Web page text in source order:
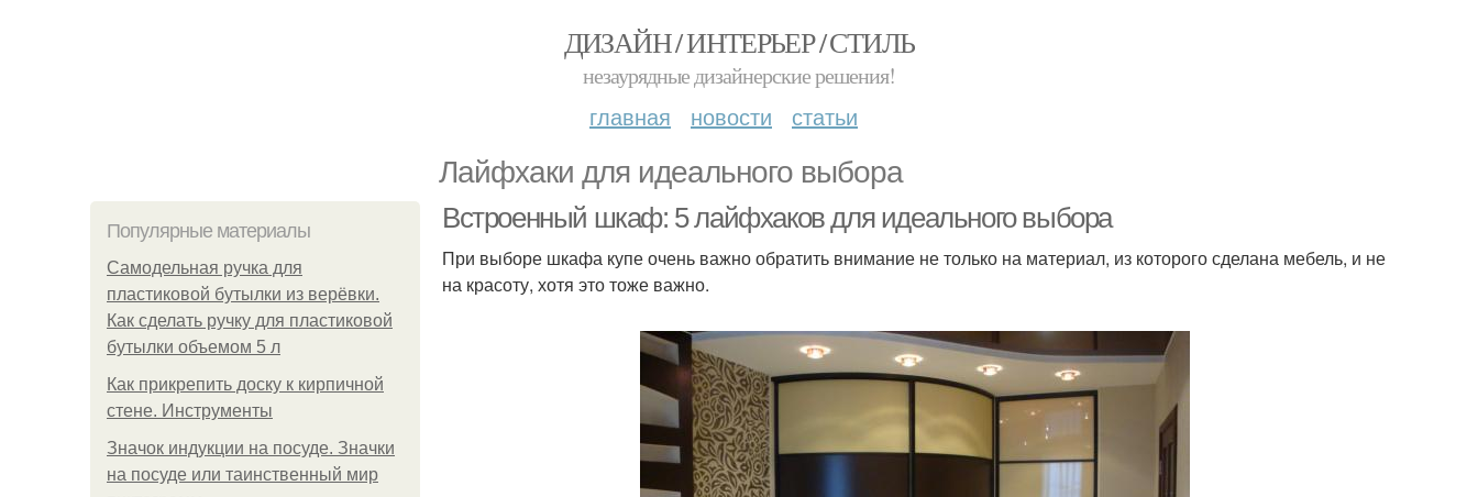
ДИЗАЙН / ИНТЕРЬЕР / СТИЛЬ
незаурядные дизайнерские решения!
главная новости статьи
Лайфхаки для идеального выбора
Популярные материалы
Самодельная ручка для
пластиковой бутылки из верёвки.
Как сделать ручку для пластиковой
бутылки объемом 5 л
Как прикрепить доску к кирпичной
стене. Инструменты
Значок индукции на посуде. Значки
на посуде или таинственный мир
Встроенный шкаф: 5 лайфхаков для идеального выбора
При выборе шкафа купе очень важно обратить внимание не только на материал, из которого сделана мебель, и не
на красоту, хотя это тоже важно.